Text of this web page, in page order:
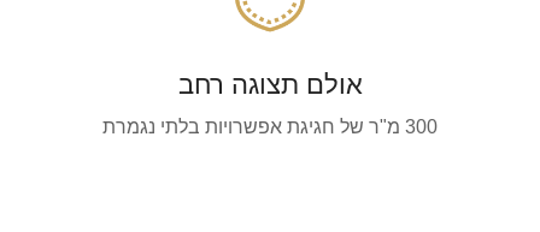
אולם תצוגה רחב
300 מ"ר של חגיגת אפשרויות בלתי נגמרת